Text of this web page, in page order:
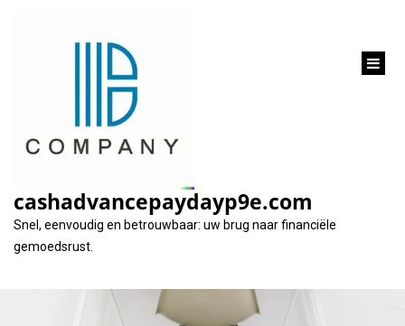
cashadvancepaydayp9e.com
Snel, eenvoudig en betrouwbaar: uw brug naar financiële
gemoedsrust.
Krediet: De ins en
outs van het lenen
van geld